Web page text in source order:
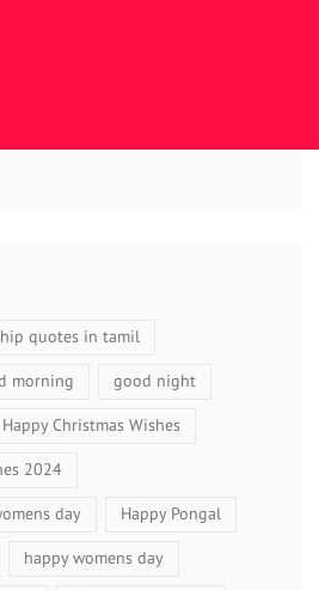
quotes in tamil
morning good night
Happy Christmas Wishes
2024
day Happy Pongal
happy womens day